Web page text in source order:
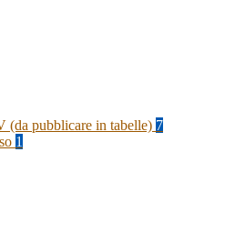
(da pubblicare in tabelle) 7
1